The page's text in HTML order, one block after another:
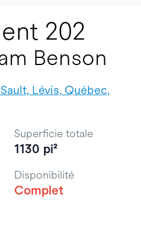
202
Benson
Lévis, Québec,
Superficie totale
1130 pi²
Disponibilité
Complet